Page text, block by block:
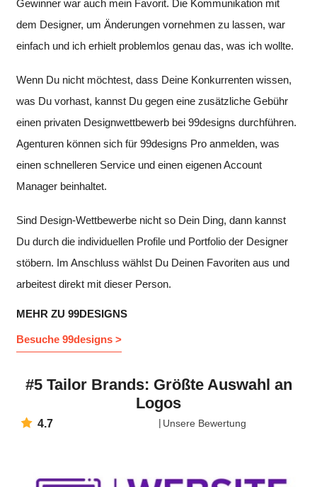
Gewinner war auch mein Favorit. Die Kommunikation mit
dem Designer, um Änderungen vornehmen zu lassen, war
einfach und ich erhielt problemlos genau das, was ich wollte.
Wenn Du nicht möchtest, dass Deine Konkurrenten wissen,
was Du vorhast, kannst Du gegen eine zusätzliche Gebühr
einen privaten Designwettbewerb bei 99designs durchführen.
Agenturen können sich für 99designs Pro anmelden, was
einen schnelleren Service und einen eigenen Account
Manager beinhaltet.
Sind Design-Wettbewerbe nicht so Dein Ding, dann kannst
Du durch die individuellen Profile und Portfolio der Designer
stöbern. Im Anschluss wählst Du Deinen Favoriten aus und
arbeitest direkt mit dieser Person.
MEHR ZU 99DESIGNS
Besuche 99designs >
#5 Tailor Brands: Größte Auswahl an
Logos
4.7 Unsere Bewertung